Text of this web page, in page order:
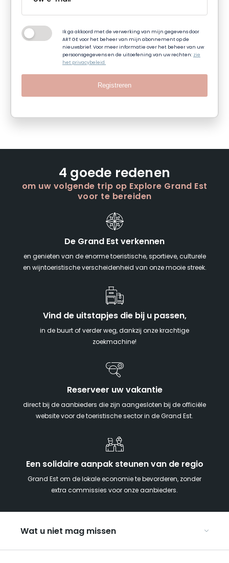
Ik ga akkoord met de verwerking van mijn gegevens door
ART GE voor het beheer van mijn abonnement op de
nieuwsbrief. Voor meer informatie over het beheer van uw
persoonsgegevens en de uitoefening van uw rechten: zie
het privacybeleid.
Registreren
4 goede redenen
om uw volgende trip op Explore Grand Est
voor te bereiden
De Grand Est verkennen
en genieten van de enorme toeristische, sportieve, culturele
en wijntoeristische verscheidenheid van onze mooie streek.
Vind de uitstapjes die bij u passen,
in de buurt of verder weg, dankzij onze krachtige
zoekmachine!
Reserveer uw vakantie
direct bij de aanbieders die zijn aangesloten bij de officiële
website voor de toeristische sector in de Grand Est.
Een solidaire aanpak steunen van de regio
Grand Est om de lokale economie te bevorderen, zonder
extra commissies voor onze aanbieders.
Wat u niet mag missen